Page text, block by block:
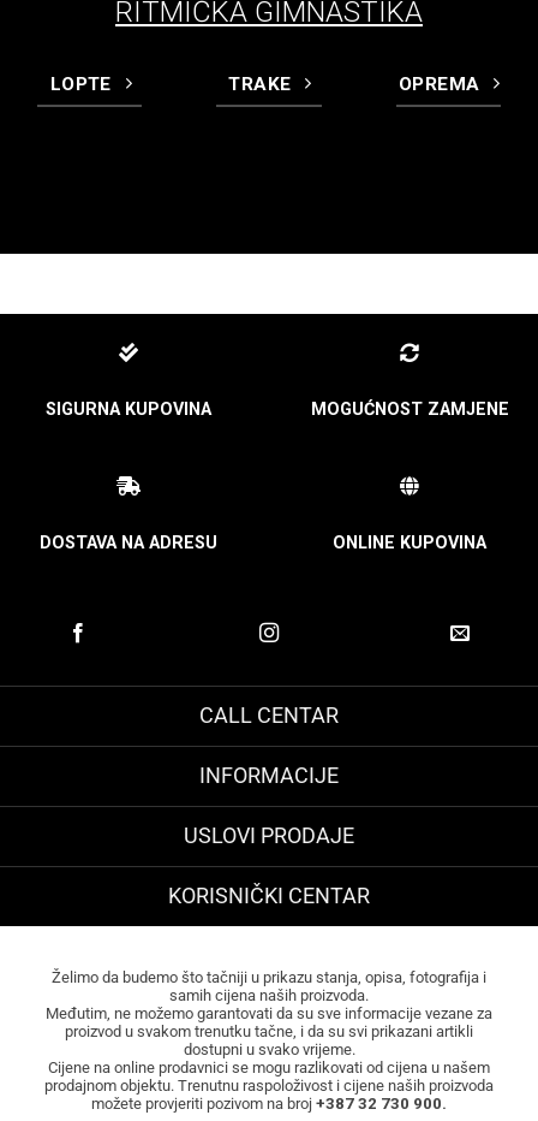
RITMIČKA GIMNASTIKA
LOPTE TRAKE OPREMA
SIGURNA KUPOVINA MOGUĆNOST ZAMJENE
DOSTAVA NA ADRESU ONLINE KUPOVINA
CALL CENTAR
INFORMACIJE
USLOVI PRODAJE
KORISNIČKI CENTAR
Želimo da budemo što tačniji u prikazu stanja, opisa, fotografija i
samih cijena naših proizvoda.
Međutim, ne možemo garantovati da su sve informacije vezane za
proizvod u svakom trenutku tačne, i da su svi prikazani artikli
dostupni u svako vrijeme.
Cijene na online prodavnici se mogu razlikovati od cijena u našem
prodajnom objektu. Trenutnu raspoloživost i cijene naših proizvoda
možete provjeriti pozivom na broj +387 32 730 900.